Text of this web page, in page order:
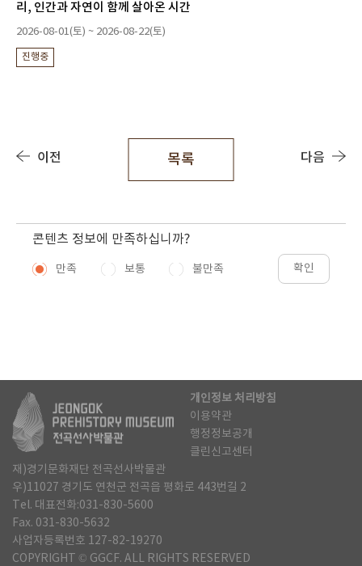
리, 인간과 자연이 함께 살아온 시간
2026-08-01(토) ~ 2026-08-22(토)
진행중
이전 목록 다음
콘텐츠 정보에 만족하십니까?
만족 보통 불만족 확인
개인정보 처리방침
이용약관
행정정보공개
클린신고센터
재)경기문화재단 전곡선사박물관
우)11027 경기도 연천군 전곡읍 평화로 443번길 2
Tel. 대표전화:031-830-5600
Fax. 031-830-5632
사업자등록번호 127-82-19270
COPYRIGHT © GGCF. ALL RIGHTS RESERVED